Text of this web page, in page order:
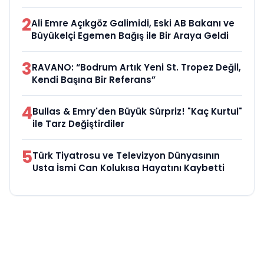
2Ali Emre Açıkgöz Galimidi, Eski AB Bakanı ve
Büyükelçi Egemen Bağış ile Bir Araya Geldi
3RAVANO: “Bodrum Artık Yeni St. Tropez Değil,
Kendi Başına Bir Referans”
4Bullas & Emry'den Büyük Sürpriz! "Kaç Kurtul"
ile Tarz Değiştirdiler
5Türk Tiyatrosu ve Televizyon Dünyasının
Usta İsmi Can Kolukısa Hayatını Kaybetti